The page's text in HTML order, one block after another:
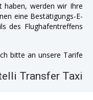
haben, werden wir Ihre
eine Bestätigungs-E-
des Flughafentreffens
bitte an unsere Tarife
Transfer Taxi